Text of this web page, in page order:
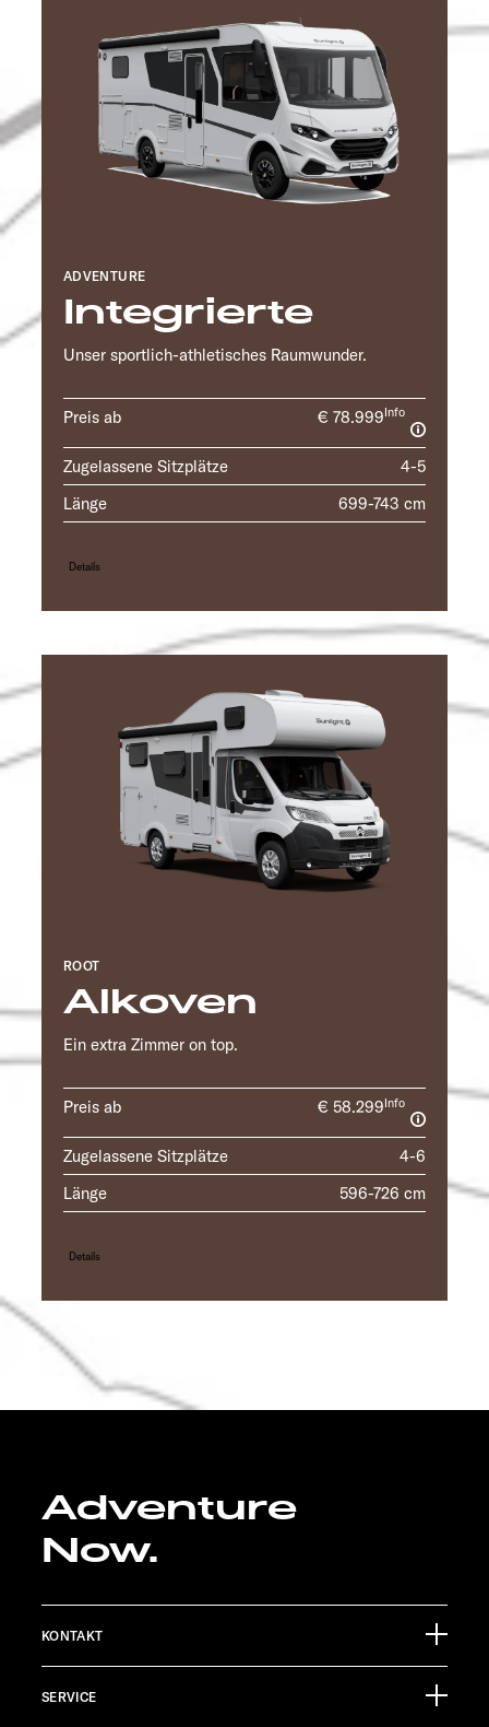
Integrierte
ADVENTURE
Unser sportlich-athletisches Raumwunder.
Preis ab € 78.999Info
Zugelassene Sitzplätze
4-5
Länge
699-743 cm
Details
Alkoven
ROOT
Ein extra Zimmer on top.
Preis ab € 58.299Info
Zugelassene Sitzplätze
4-6
Länge
596-726 cm
Details
Adventure
Now.
KONTAKT
Ölmühlestraße 6
SERVICE